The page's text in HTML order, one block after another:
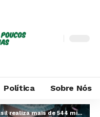
Política Sobre Nós
mais de 544 mil cirurgias eletivas em cinco meses, com crescimento de 21% em 2024